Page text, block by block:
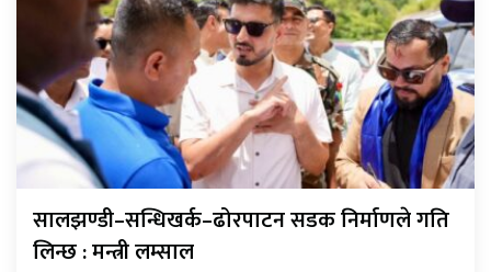
सालझण्डी–सन्धिखर्क–ढोरपाटन सडक निर्माणले गति
लिन्छ : मन्त्री लम्साल